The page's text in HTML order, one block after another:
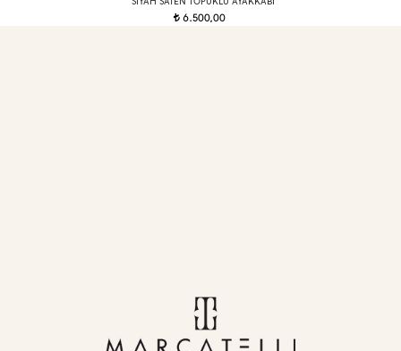
t 6.500,00